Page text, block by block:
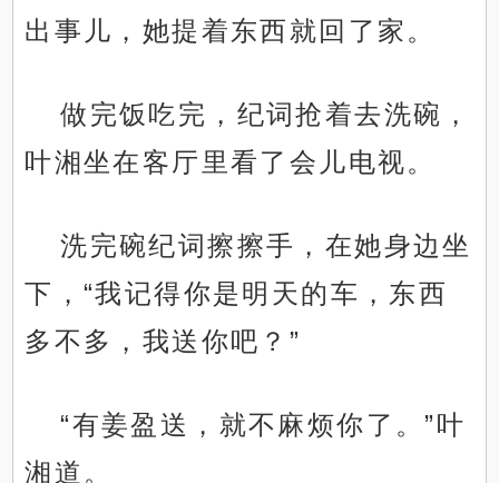
出事儿，她提着东西就回了家。
做完饭吃完，纪词抢着去洗碗，
叶湘坐在客厅里看了会儿电视。
洗完碗纪词擦擦手，在她身边坐
下，“我记得你是明天的车，东西
多不多，我送你吧？”
“有姜盈送，就不麻烦你了。”叶
湘道。